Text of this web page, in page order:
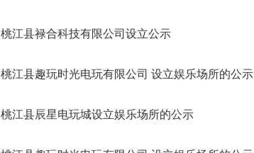
桃江县禄合科技有限公司设立公示
桃江县趣玩时光电玩有限公司 设立娱乐场所的公示
桃江县辰星电玩城设立娱乐场所的公示